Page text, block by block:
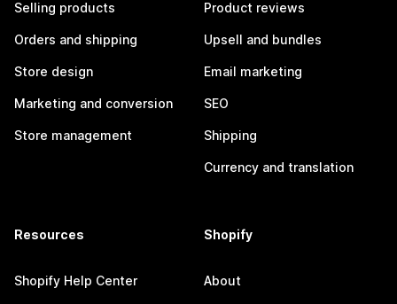
Selling products
Orders and shipping
Store design
Marketing and conversion
Store management
Product reviews
Upsell and bundles
Email marketing
SEO
Shipping
Currency and translation
Resources
Shopify Help Center
Shopify
About